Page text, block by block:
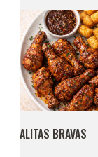
ALITAS BRAVAS